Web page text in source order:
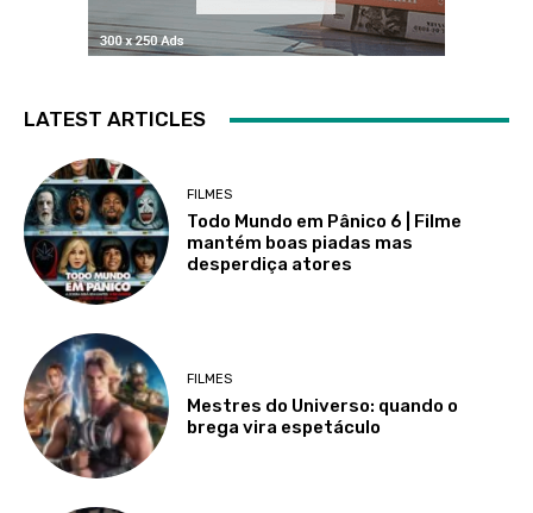
LATEST ARTICLES
FILMES
Todo Mundo em Pânico 6 | Filme
mantém boas piadas mas
desperdiça atores
FILMES
Mestres do Universo: quando o
brega vira espetáculo